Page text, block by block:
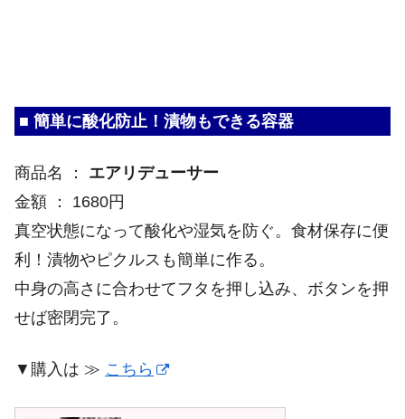
■ 簡単に酸化防止！漬物もできる容器
商品名 ： エアリデューサー
金額 ： 1680円
真空状態になって酸化や湿気を防ぐ。食材保存に便
利！漬物やピクルスも簡単に作る。
中身の高さに合わせてフタを押し込み、ボタンを押
せば密閉完了。
▼購入は ≫ こちら